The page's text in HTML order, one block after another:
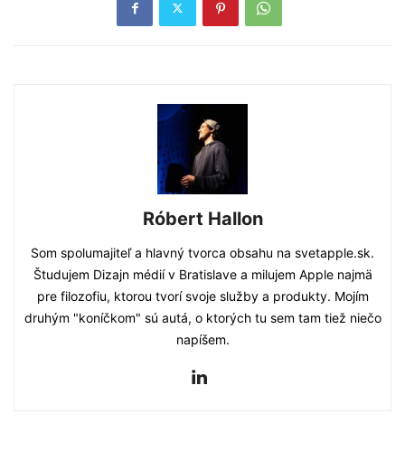
Róbert Hallon
Som spolumajiteľ a hlavný tvorca obsahu na svetapple.sk.
Študujem Dizajn médií v Bratislave a milujem Apple najmä
pre filozofiu, ktorou tvorí svoje služby a produkty. Mojím
druhým "koníčkom" sú autá, o ktorých tu sem tam tiež niečo
napíšem.